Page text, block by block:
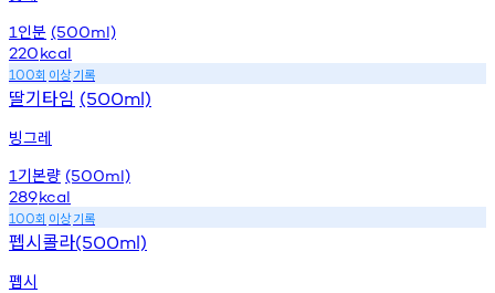
1 인분 (500ml)
220kcal
100회 이상기록
딸기타임 (500ml)
빙그레
1 기본량 (500ml)
289kcal
100회 이상기록
펩시콜라(500ml)
펩시